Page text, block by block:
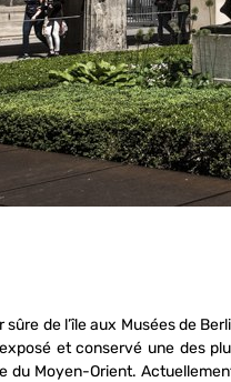
de l’île aux Musées de
et conservé une des
du Moyen-Orient.